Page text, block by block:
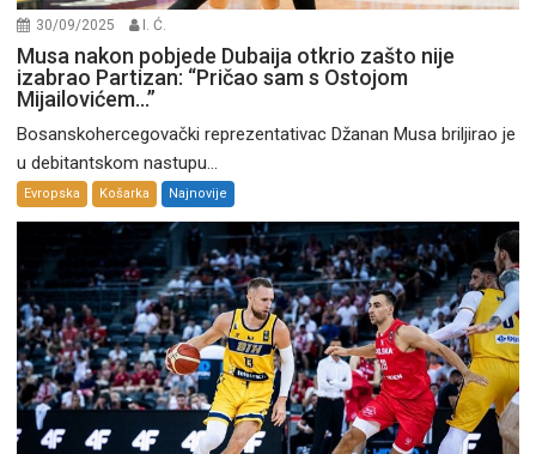
30/09/2025 I. Ć.
Musa nakon pobjede Dubaija otkrio zašto nije
izabrao Partizan: “Pričao sam s Ostojom
Mijailovićem…”
Bosanskohercegovački reprezentativac Džanan Musa briljirao je
u debitantskom nastupu...
Evropska Košarka Najnovije